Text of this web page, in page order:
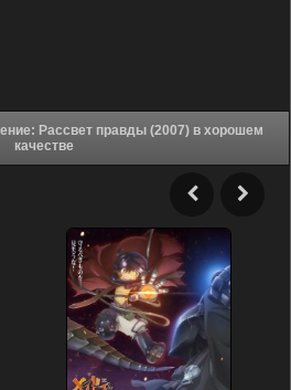
качестве